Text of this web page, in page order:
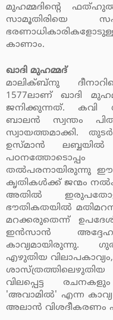
മുഹമ്മദിന്റെ
സാമൂതിരിയെ
കാണാം.
ഖാദി മുഹമ്മദ്
മാലിക്ബ്‌നു
1577ലാണ് ഖാദി
ജനിക്കുന്നത്. കവി
ബാലന്‍ സ്വന്തം
സ്വായത്തമാക്കി.
ഉസ്മാന്‍ ലബ്ബയില്‍
തല്‍പരനായിരുന്നു ഈ
കൃതികള്‍ക്ക് ജന്മം
അതില്‍
ഭൗതികതയില്‍
മറക്കരുതെന്ന്
ഇന്‍സാന്‍
കാവ്യമായിരുന്നു.
എഴുതിയ
ശാസ്ത്രത്തിലെഴുതിയ
വിലപ്പെട്ട
'അവാമില്‍' എന്ന
അലാന്‍ വിശദീകരണം